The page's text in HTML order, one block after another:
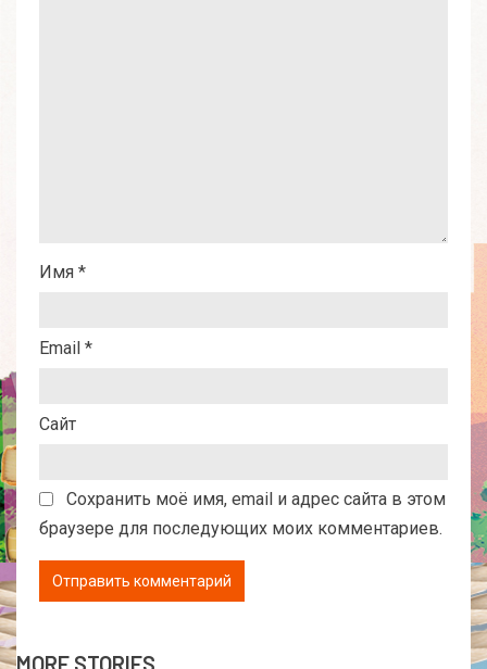
Имя *
Email *
Сайт
Сохранить моё имя, email и адрес сайта в этом
браузере для последующих моих комментариев.